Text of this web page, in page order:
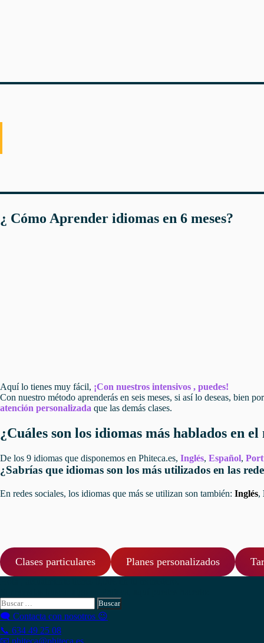
¿ Cómo Aprender idiomas en 6 meses?
Aquí lo tienes muy fácil, ¡Con nuestros intensivos , puedes!
Con nuestro método aprenderás en seis meses, si así lo deseas, bien
atención personalizada que las demás clases.
¿Cuáles son los idiomas más hablados en el
De los 9 idiomas que disponemos en Phiteca.es, Inglés, Español,
¿Sabrías que idiomas son los más utilizados en las
En redes sociales, los idiomas que más se utilizan son también: Inglés,
Clases particulares Planes personalizados
Buscar:
🗨 Contacta con nosotros 😉
📞 634 49 25 08
📧 phiteca@phiteca.es